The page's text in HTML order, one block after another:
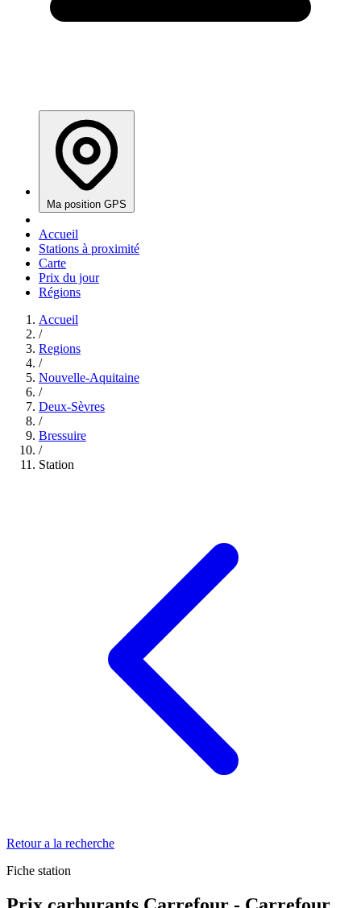
Ma position GPS
Accueil
Stations à proximité
Carte
Prix du jour
Régions
Accueil
/
Regions
/
Nouvelle-Aquitaine
/
Deux-Sèvres
/
Bressuire
/
Station
Retour a la recherche
Fiche station